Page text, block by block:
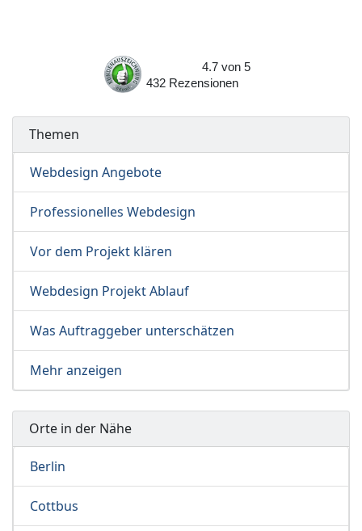
4.7 von 5
432
Rezensionen
Themen
Webdesign Angebote
Professionelles Webdesign
Vor dem Projekt klären
Webdesign Projekt Ablauf
Was Auftraggeber unterschätzen
Mehr anzeigen
Orte in der Nähe
Berlin
Cottbus